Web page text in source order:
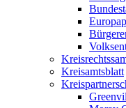
Kreisamtsblatt